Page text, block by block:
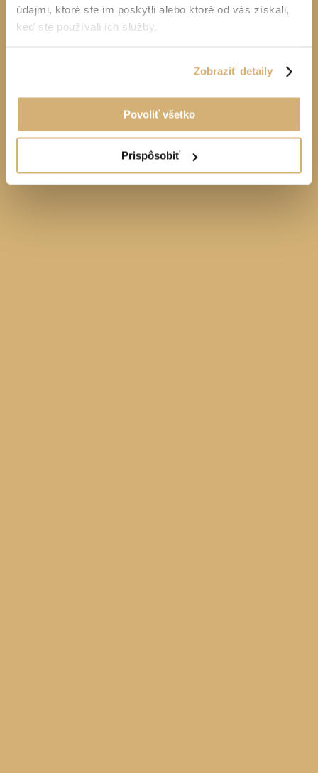
údajmi, ktoré ste im poskytli alebo ktoré od vás získali,
keď ste používali ich služby.
Zobraziť detaily
Povoliť všetko
Prispôsobiť